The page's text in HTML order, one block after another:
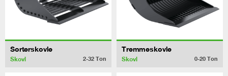
Sorterskovle
Skovl 2-32 Ton
Tremmeskovle
Skovl 0-20 Ton